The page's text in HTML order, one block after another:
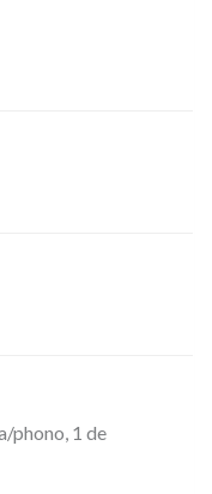
phono, 1 de